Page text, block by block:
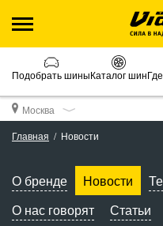
Подобрать шиныКаталог шин
Москва
Главная
Новости
О бренде Новости
О нас говорят
Статьи